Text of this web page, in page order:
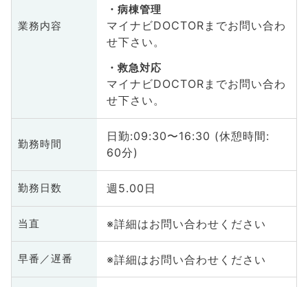
業務内容
病棟管理
マイナビDOCTORまでお問い合わ
せ下さい。
救急対応
マイナビDOCTORまでお問い合わ
せ下さい。
勤務時間
日勤:09:30〜16:30 (休憩時間:
60分)
勤務日数 週5.00日
当直 ※詳細はお問い合わせください
早番／遅番 ※詳細はお問い合わせください